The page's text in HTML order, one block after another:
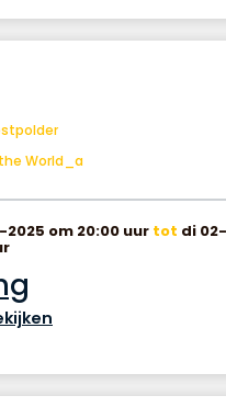
World_a
2025 om 20:00 uur tot di